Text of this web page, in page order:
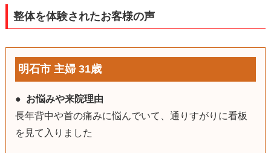
整体を体験されたお客様の声
明石市 主婦 31歳
お悩みや来院理由
長年背中や首の痛みに悩んでいて、通りすがりに看板
を見て入りました